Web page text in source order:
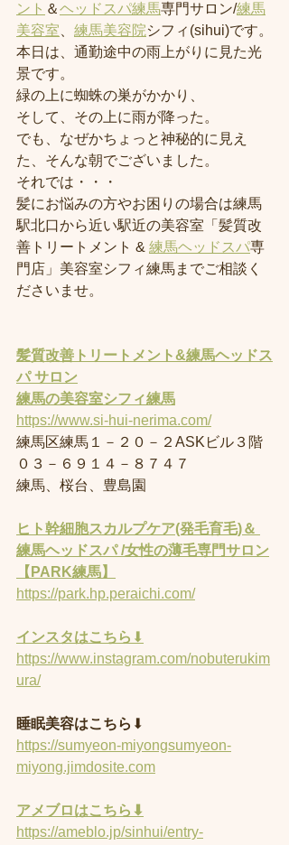
ント ＆ヘッドスパ練馬専門サロン/練馬
美容室
練馬美容院シフィ(sihui)です。
本日は、通勤途中の雨上がりに見た光
景です。
緑の上に蜘蛛の巣がかかり、
そして、その上に雨が降った。
でも、なぜかちょっと神秘的に見え
た、そんな朝でございました。
それでは・・・
髪にお悩みの方やお困りの場合は練馬
駅北口から近い駅近の美容室「髪質改
善トリートメント & 練馬ヘッドスパ専
門店」美容室シフィ練馬までご相談く
ださいませ。
髪質改善トリートメント&練馬ヘッドス
パ サロン
練馬の美容室シフィ練馬
https://www.si-hui-nerima.com/
練馬区練馬１－２０－２ASKビル３階
０３－６９１４－８７４７
練馬、桜台、豊島園
ヒト幹細胞スカルプケア(発毛育毛)＆
練馬ヘッドスパ /女性の薄毛専門サロン
【PARK練馬】
https://park.hp.peraichi.com/
インスタはこちら ⬇︎
https://www.instagram.com/nobuterukim
ura/
睡眠美容はこちら ⬇︎
https://sumyeon-miyongsumyeon-
miyong.jimdosite.com
アメブロはこちら⬇︎
https://ameblo.jp/sinhui/entry-